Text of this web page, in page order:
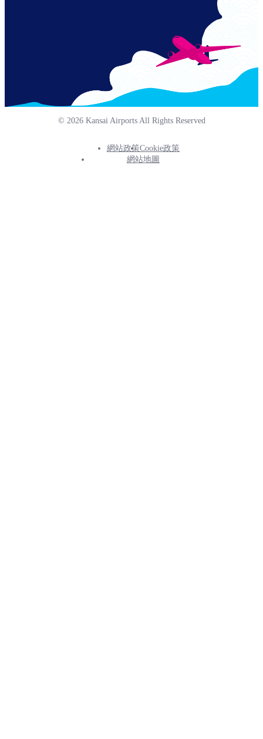
© 2026 Kansai Airports All Rights Reserved
Footer
網站政策Cookie政策
網站地圖